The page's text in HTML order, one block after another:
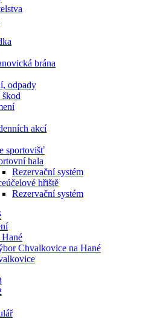
brána
odpady
škod
akcí
sportovišť
hala
Rezervační systém
hřiště
Rezervační systém
Chvalkovice na Hané